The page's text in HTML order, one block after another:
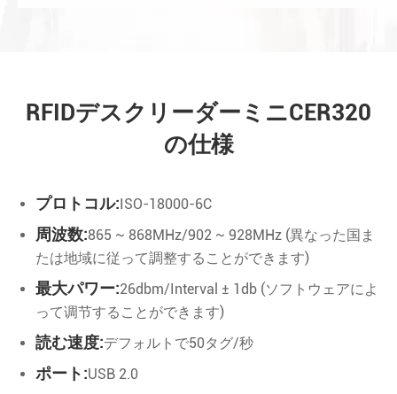
RFIDデスクリーダーミニCER320
の仕様
プロトコル: ISO-18000-6C
周波数:865 ~ 868MHz/902 ~ 928MHz (異なった国ま
たは地域に従って調整することができます)
最大パワー:26dbm/Interval ± 1db (ソフトウェアによ
って调节することができます)
読む速度:デフォルトで50タグ/秒
ポート:USB 2.0